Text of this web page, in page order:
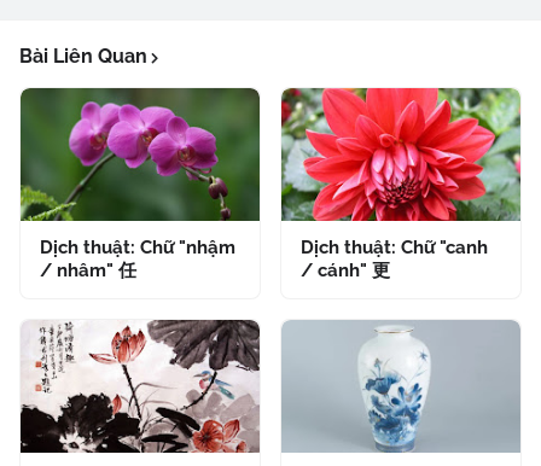
Bài Liên Quan
Dịch thuật: Chữ "nhậm
/ nhâm" 任
Dịch thuật: Chữ "canh
/ cánh" 更